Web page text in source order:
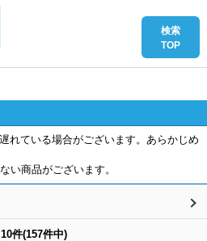
れている場合がございます。あらかじめ
い商品がございます。
10件(157件中)